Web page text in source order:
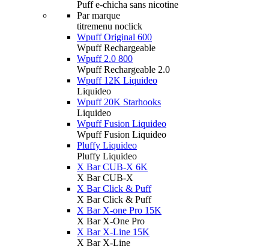
Puff e-chicha sans nicotine
Par marque
titremenu noclick
Wpuff Original 600
Wpuff Rechargeable
Wpuff 2.0 800
Wpuff Rechargeable 2.0
Wpuff 12K Liquideo
Liquideo
Wpuff 20K Starhooks
Liquideo
Wpuff Fusion Liquideo
Wpuff Fusion Liquideo
Pluffy Liquideo
Pluffy Liquideo
X Bar CUB-X 6K
X Bar CUB-X
X Bar Click & Puff
X Bar Click & Puff
X Bar X-one Pro 15K
X Bar X-One Pro
X Bar X-Line 15K
X Bar X-Line